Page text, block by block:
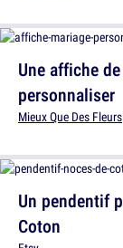
Un pendentif
Coton
Une affiche
personnaliser
Mieux Que Des Fleurs